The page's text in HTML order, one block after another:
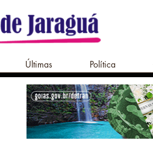
Últimas Política